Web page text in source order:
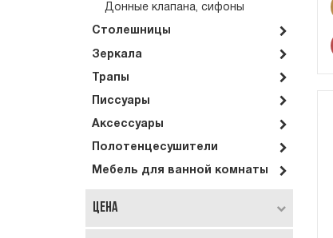
Донные клапана, сифоны
Столешницы
Зеркала
Трапы
Писсуары
Аксессуары
Полотенцесушители
Мебель для ванной комнаты
Цена